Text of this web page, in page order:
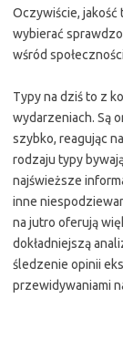
Oczywiście,
wybierać
wśród
Typy na dziś to z
wydarzeniach. Są
szybko, reagując
rodzaju typy
najświeższe
inne
na jutro oferują
dokładniejszą
śledzenie opinii
przewidywaniami